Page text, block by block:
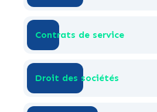
Contrats de service
Droit des sociétés